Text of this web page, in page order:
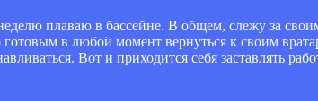
плаваю в бассейне. В общем, слежу за
в любой момент вернуться к своим
Вот и приходится себя заставлять